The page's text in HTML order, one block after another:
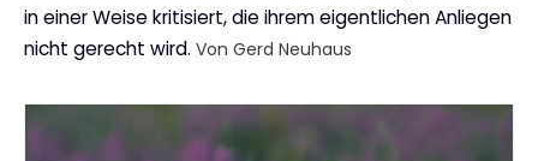
in einer Weise kritisiert, die ihrem eigentlichen Anliegen
nicht gerecht wird. Von Gerd Neuhaus